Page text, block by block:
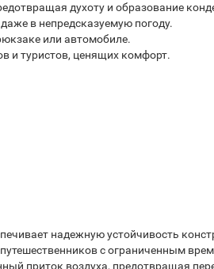
духоту и образование
в непредсказуемую погоду.
или автомобиле.
и туристов, ценящих комфорт.
надежную устойчивость
с ограниченным
приток воздуха, предотвращая